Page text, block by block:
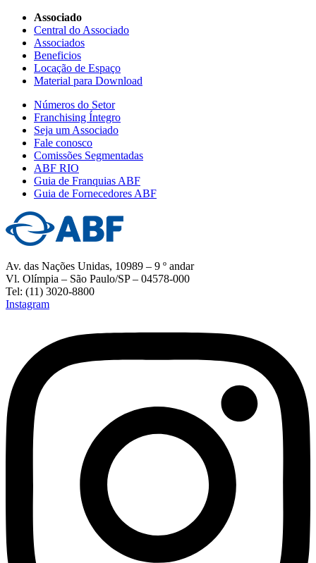
Associado
Central do Associado
Associados
Beneficios
Locação de Espaço
Material para Download
Números do Setor
Franchising Íntegro
Seja um Associado
Fale conosco
Comissões Segmentadas
ABF RIO
Guia de Franquias ABF
Guia de Fornecedores ABF
Av. das Nações Unidas, 10989 – 9 º andar
Vl. Olímpia – São Paulo/SP – 04578-000
Tel: (11) 3020-8800
Instagram